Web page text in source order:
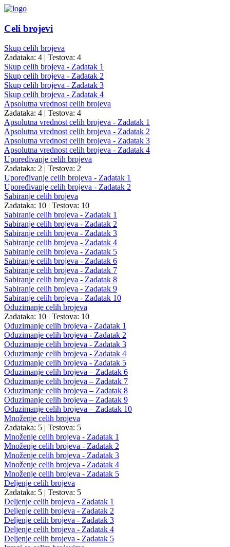
Celi brojevi
Skup celih brojeva
Zadataka: 4 | Testova: 4
Skup celih brojeva - Zadatak 1
Skup celih brojeva - Zadatak 2
Skup celih brojeva - Zadatak 3
Skup celih brojeva - Zadatak 4
Apsolutna vrednost celih brojeva
Zadataka: 4 | Testova: 4
Apsolutna vrednost celih brojeva - Zadatak 1
Apsolutna vrednost celih brojeva - Zadatak 2
Apsolutna vrednost celih brojeva - Zadatak 3
Apsolutna vrednost celih brojeva - Zadatak 4
Upoređivanje celih brojeva
Zadataka: 2 | Testova: 2
Upoređivanje celih brojeva - Zadatak 1
Upoređivanje celih brojeva - Zadatak 2
Sabiranje celih brojeva
Zadataka: 10 | Testova: 10
Sabiranje celih brojeva - Zadatak 1
Sabiranje celih brojeva - Zadatak 2
Sabiranje celih brojeva - Zadatak 3
Sabiranje celih brojeva - Zadatak 4
Sabiranje celih brojeva - Zadatak 5
Sabiranje celih brojeva - Zadatak 6
Sabiranje celih brojeva - Zadatak 7
Sabiranje celih brojeva - Zadatak 8
Sabiranje celih brojeva - Zadatak 9
Sabiranje celih brojeva - Zadatak 10
Oduzimanje celih brojeva
Zadataka: 10 | Testova: 10
Oduzimanje celih brojeva - Zadatak 1
Oduzimanje celih brojeva - Zadatak 2
Oduzimanje celih brojeva - Zadatak 3
Oduzimanje celih brojeva - Zadatak 4
Oduzimanje celih brojeva - Zadatak 5
Oduzimanje celih brojeva – Zadatak 6
Oduzimanje celih brojeva – Zadatak 7
Oduzimanje celih brojeva – Zadatak 8
Oduzimanje celih brojeva – Zadatak 9
Oduzimanje celih brojeva – Zadatak 10
Množenje celih brojeva
Zadataka: 5 | Testova: 5
Množenje celih brojeva - Zadatak 1
Množenje celih brojeva - Zadatak 2
Množenje celih brojeva - Zadatak 3
Množenje celih brojeva - Zadatak 4
Množenje celih brojeva - Zadatak 5
Deljenje celih brojeva
Zadataka: 5 | Testova: 5
Deljenje celih brojeva - Zadatak 1
Deljenje celih brojeva - Zadatak 2
Deljenje celih brojeva - Zadatak 3
Deljenje celih brojeva - Zadatak 4
Deljenje celih brojeva - Zadatak 5